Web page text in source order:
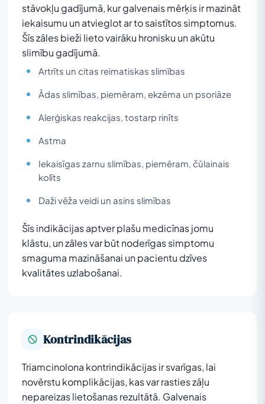
stāvokļu gadījumā, kur galvenais mērķis ir mazināt
iekaisumu un atvieglot ar to saistītos simptomus.
Šīs zāles bieži lieto vairāku hronisku un akūtu
slimību gadījumā.
Artrīts un citas reimatiskas slimības
Ādas slimības, piemēram, ekzēma un psoriāze
Alerģiskas reakcijas, tostarp rinīts
Astma
Iekaisīgas zarnu slimības, piemēram, čūlainais
kolīts
Daži vēža veidi un asins slimības
Šīs indikācijas aptver plašu medicīnas jomu
klāstu, un zāles var būt noderīgas simptomu
smaguma mazināšanai un pacientu dzīves
kvalitātes uzlabošanai.
Kontrindikācijas
Triamcinolona kontrindikācijas ir svarīgas, lai
novērstu komplikācijas, kas var rasties zāļu
nepareizas lietošanas rezultātā. Galvenais